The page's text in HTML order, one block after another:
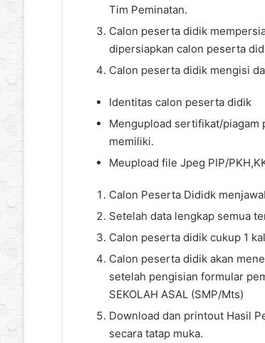
Tim Peminatan.
Calon peserta didik
dipersiapkan calon peserta
Calon peserta didik mengisi
Identitas calon peserta didik
Mengupload sertifikat/piagam
memiliki.
Meupload file Jpeg PIP/
Calon Peserta Dididk
Setelah data lengkap semua
Calon peserta didik cukup 1
Calon peserta didik akan
setelah pengisian formular
SEKOLAH ASAL (SMP/Mts)
Download dan printout Hasil
secara tatap muka.